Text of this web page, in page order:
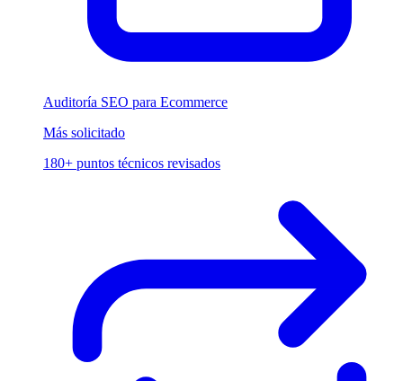
Auditoría SEO para Ecommerce
Más solicitado
180+ puntos técnicos revisados